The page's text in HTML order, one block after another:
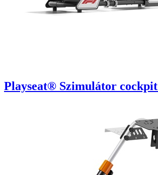
Playseat® Szimulátor